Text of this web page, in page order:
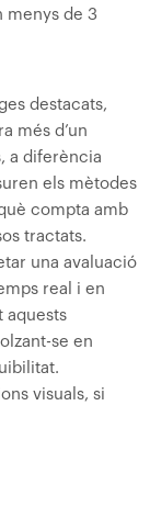
menys de 3
destacats,
més d’un
a diferència
els mètodes
compta amb
tractats.
una avaluació
real i en
aquests
se en
visuals, si